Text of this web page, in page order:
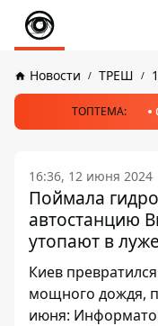
Новости ТРЕШ
ТОПТЕМА:
16:36, 12 июня 2024
Поймала
автостанцию
утопают в
Киев
мощного дождя,
июня: